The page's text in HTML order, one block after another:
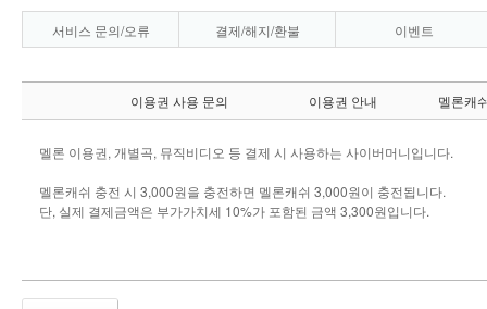
서비스 문의/오류 결제/해지/환불 이벤트
이용권 사용 문의 이용권 안내 멜론캐
멜론 이용권, 개별곡, 뮤직비디오 등 결제 시 사용하는 사이버머니입니다.
멜론캐쉬 충전 시 3,000원을 충전하면 멜론캐쉬 3,000원이 충전됩니다.
단, 실제 결제금액은 부가가치세 10%가 포함된 금액 3,300원입니다.